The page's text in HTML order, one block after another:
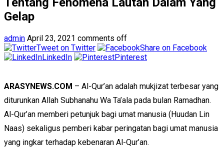
Gelap
admin April 23, 2021 comments off
Tweet on Twitter
Share on Facebook
LinkedIn
Pinterest
ARASYNEWS.COM – Al-Qur’an adalah mukjizat terbesar yang
diturunkan Allah Subhanahu Wa Ta’ala pada bulan Ramadhan.
Al-Qur’an memberi petunjuk bagi umat manusia (Huudan Lin
Naas) sekaligus pemberi kabar peringatan bagi umat manusia
yang ingkar terhadap kebenaran Al-Qur’an.